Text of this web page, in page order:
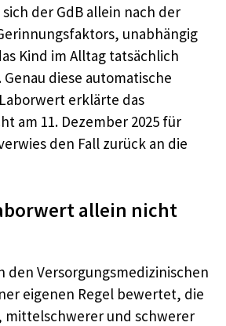
der GdB allein nach der
unabhängig
Kind im Alltag tatsächlich
diese automatische
erklärte das
am 11. Dezember 2025 für
den Fall zurück an die
allein nicht
den Versorgungsmedizinischen
eigenen Regel bewertet, die
mittelschwerer und schwerer